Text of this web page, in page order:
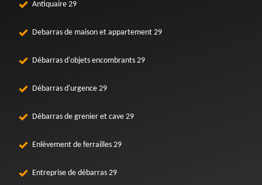
Antiquaire 29
Debarras de maison et appartement 29
Débarras d'objets encombrants 29
Débarras d'urgence 29
Débarras de grenier et cave 29
Enlèvement de ferrailles 29
Entreprise de débarras 29